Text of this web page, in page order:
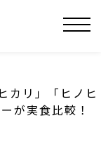
リ」「ヒノヒ
が実食比較！